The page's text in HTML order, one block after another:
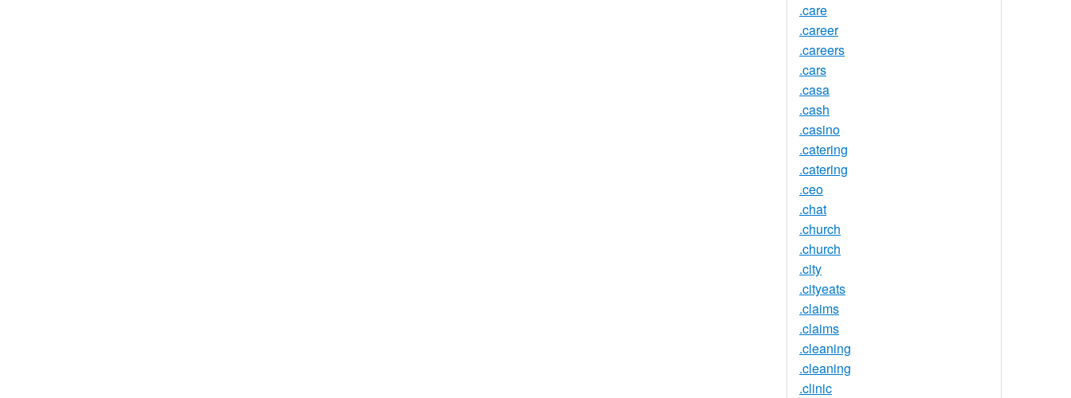
.care
.career
.careers
.cars
.casa
.cash
.casino
.catering
.catering
.ceo
.chat
.church
.church
.city
.cityeats
.claims
.claims
.cleaning
.cleaning
.clinic